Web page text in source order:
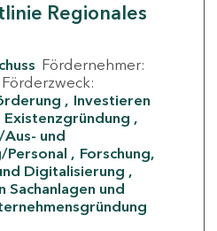
Regionales
Fördernehmer:
Förderzweck:
Investieren
Existenzgründung
und
Forschung,
Digitalisierung
Sachanlagen und